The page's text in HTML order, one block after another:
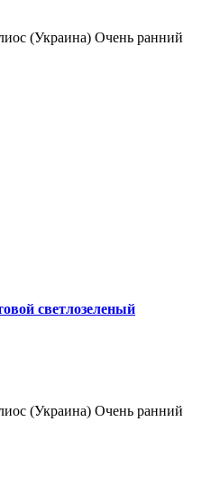
(Украина) Очень ранний
светлозеленый
(Украина) Очень ранний